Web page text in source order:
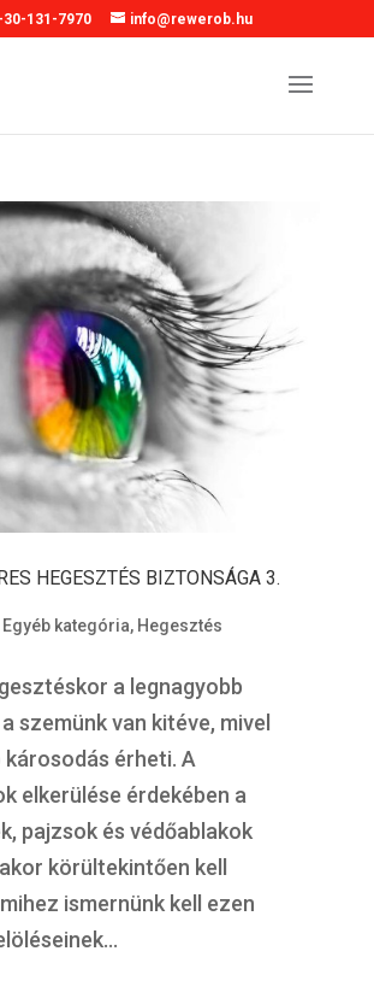
30-131-7970 info@rewerob.hu
HEGESZTÉS BIZTONSÁGA 3.
Egyéb kategória, Hegesztés
a legnagyobb
szemünk van kitéve, mivel
károsodás érheti. A
elkerülése érdekében a
pajzsok és védőablakok
körültekintően kell
ismernünk kell ezen